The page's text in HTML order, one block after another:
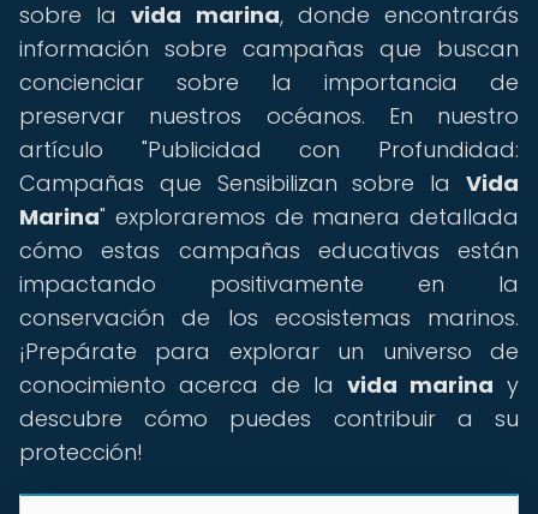
sobre lavida marina, donde encontrarás
información sobre campañas que buscan
concienciar sobre la importancia de
preservar nuestros océanos. En nuestro
artículo "Publicidad con Profundidad:
Campañas que Sensibilizan sobre la Vida
Marina" exploraremos de manera detallada
cómo estas campañas educativas están
impactando positivamente en la
conservación de los ecosistemas marinos.
¡Prepárate para explorar un universo de
conocimiento acerca de la vida marina y
descubre cómo puedes contribuir a su
protección!